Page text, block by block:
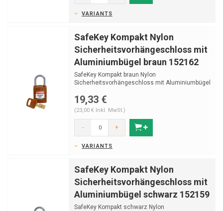
VARIANTS
SafeKey Kompakt Nylon
Sicherheitsvorhängeschloss mit
Aluminiumbügel braun 152162
SafeKey Kompakt braun Nylon
Sicherheitsvorhängeschloss mit Aluminiumbügel
19,33 €
(23,00 € Inkl. MwSt.)
- +
VARIANTS
SafeKey Kompakt Nylon
Sicherheitsvorhängeschloss mit
Aluminiumbügel schwarz 152159
SafeKey Kompakt schwarz Nylon